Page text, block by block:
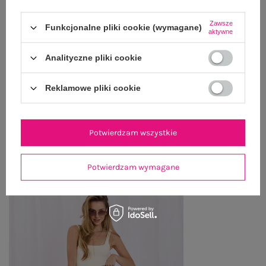
GŁÓWNE PARAMETRY
OPINIE O PRODUKCIE (0)
WYSYŁKA I DOSTAWA
PRODUKTY ZE STYLIZACJI
Funkcjonalne pliki cookie (wymagane)
Zawsze
aktywne
Analityczne pliki cookie
Reklamowe pliki cookie
Potwierdzam wymagane
Potwierdzam wszystkie